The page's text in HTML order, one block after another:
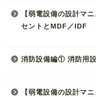
【弱電設備の設計マ
セントとMDF／IDF
消防設備編① 消防用
【弱電設備の設計マ